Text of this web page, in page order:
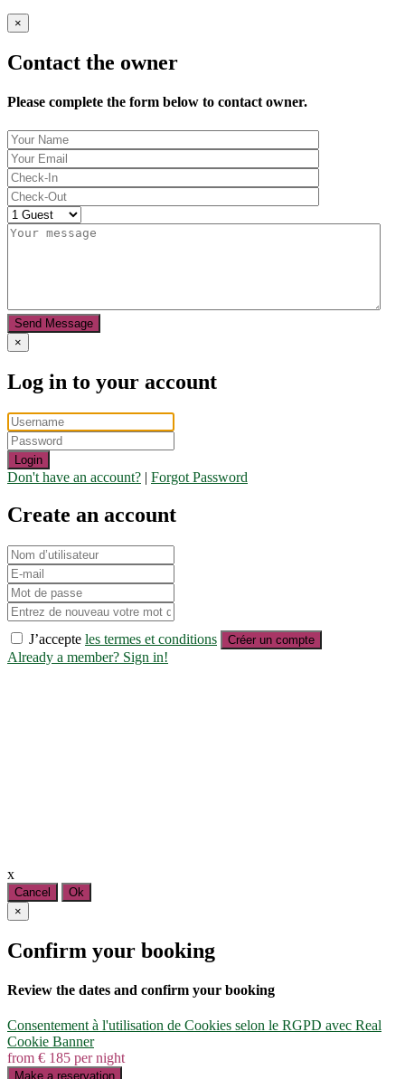
×
Contact the owner
Please complete the form below to contact owner.
Send Message
×
Log in to your account
Login
Don't have an account? | Forgot Password
Create an account
J’accepte les termes et conditions Créer un compte
Already a member? Sign in!
x
Cancel
Ok
×
Confirm your booking
Review the dates and confirm your booking
Consentement à l'utilisation de Cookies selon le RGPD avec Real
Cookie Banner
from € 185 per night
Make a reservation